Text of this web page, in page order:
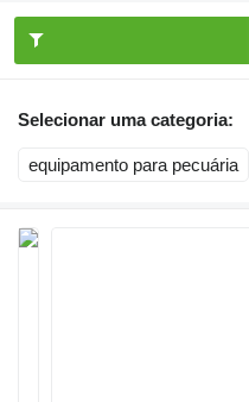
Selecionar uma categoria:
equipamento para pecuária